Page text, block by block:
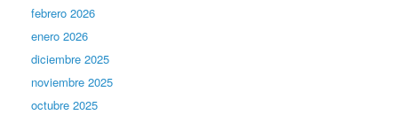
febrero 2026
enero 2026
diciembre 2025
noviembre 2025
octubre 2025